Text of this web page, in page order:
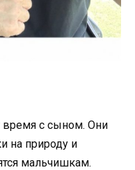
время с сыном. Они
на природу и
мальчишкам.